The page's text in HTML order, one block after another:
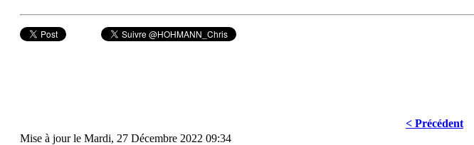
< Précédent
Mise à jour le Mardi, 27 Décembre 2022 09:34